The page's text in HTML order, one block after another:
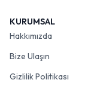
KURUMSAL
Hakkımızda
Bize Ulaşın
Gizlilik Politikası